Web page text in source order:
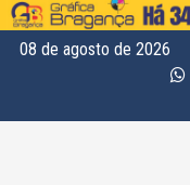
08 de agosto de 2026